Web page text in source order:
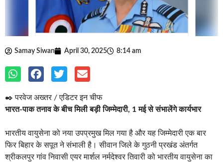
Samay Siwan April 30, 2025 8:14 am
✒️ परवेज अख्तर / एडिटर इन चीफ
भारत-पाक तनाव के बीच मिली बड़ी जिम्मेदारी, 1 मई से संभालेंगे कार्यभार
भारतीय वायुसेना को नया उपप्रमुख मिल गया है और यह जिम्मेदारी एक बार
फिर बिहार के सपूत ने संभाली है। सीवान जिले के गुठनी प्रखंड अंतर्गत
श्रीकलपुर गांव निवासी एयर मार्शल नर्मदेश्वर तिवारी को भारतीय वायुसेना का